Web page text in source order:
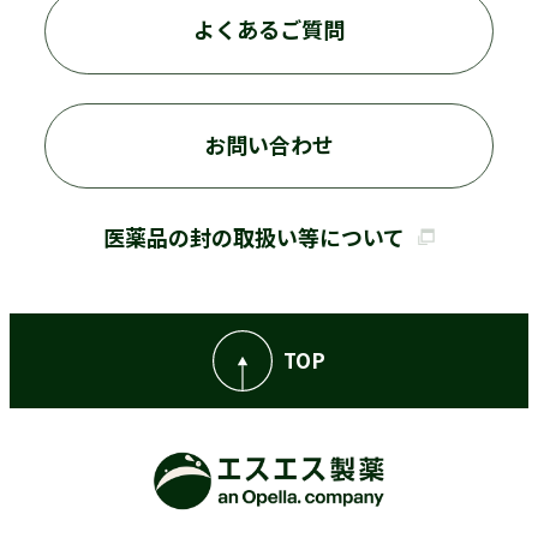
よくあるご質問
お問い合わせ
医薬品の封の取扱い等について
TOP